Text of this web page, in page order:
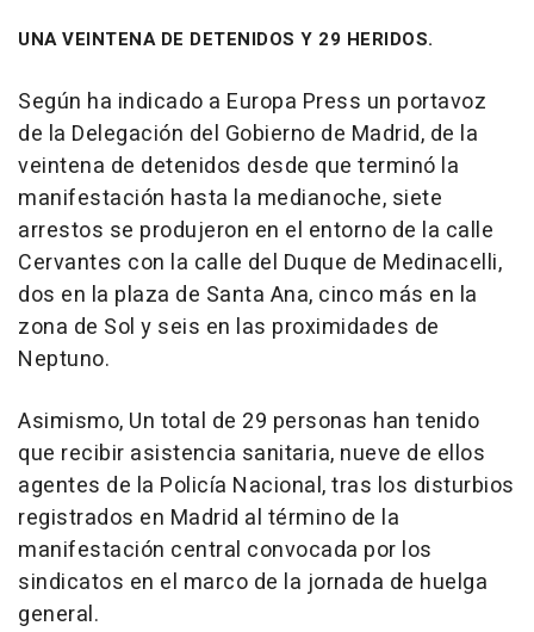
UNA VEINTENA DE DETENIDOS Y 29 HERIDOS.
Según ha indicado a Europa Press un portavoz
de la Delegación del Gobierno de Madrid, de la
veintena de detenidos desde que terminó la
manifestación hasta la medianoche, siete
arrestos se produjeron en el entorno de la calle
Cervantes con la calle del Duque de Medinacelli,
dos en la plaza de Santa Ana, cinco más en la
zona de Sol y seis en las proximidades de
Neptuno.
Asimismo, Un total de 29 personas han tenido
que recibir asistencia sanitaria, nueve de ellos
agentes de la Policía Nacional, tras los disturbios
registrados en Madrid al término de la
manifestación central convocada por los
sindicatos en el marco de la jornada de huelga
general.